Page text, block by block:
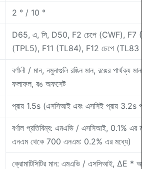
2 ° / 10 °
D65, এ, সি, D50, F2 চেপে (CWF), F7
(TPL5), F11 (TL84), F12 চেপে (TL83 /
বর্ণালী / মান, নমুনাগুলি রঙিন মান, রঙের পার্থক্য
ফলাফল, রঙ অফসেট
প্রায় 1.5s (এসসিআই এবং এসসিই প্রায় 3.2s
বর্ণাল প্রতিবিম্ব: এমএভি / এসসিআই, 0.1% এর
এনএম থেকে 700 এনএম: 0.2% এর মধ্যে)
ক্রোমাটিসিটির মান: এমএভি / এসসিআই, ΔE * আব